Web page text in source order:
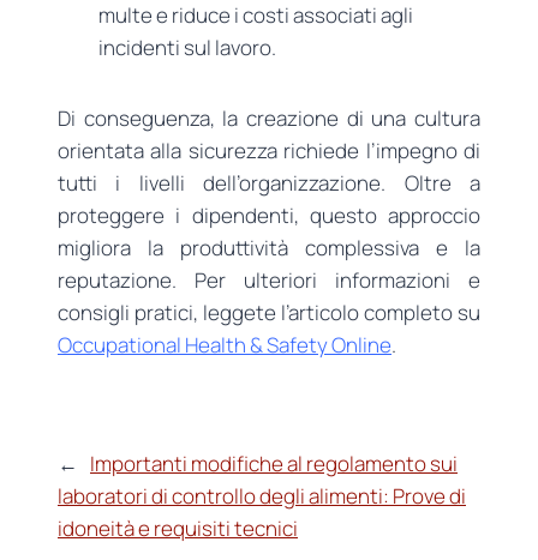
multe e riduce i costi associati agli
incidenti sul lavoro.
Di conseguenza, la creazione di una cultura
orientata alla sicurezza richiede l’impegno di
tutti i livelli dell’organizzazione. Oltre a
proteggere i dipendenti, questo approccio
migliora la produttività complessiva e la
reputazione. Per ulteriori informazioni e
consigli pratici, leggete l’articolo completo su
Occupational Health & Safety Online.
←
Importanti modifiche al regolamento sui
laboratori di controllo degli alimenti: Prove di
idoneità e requisiti tecnici